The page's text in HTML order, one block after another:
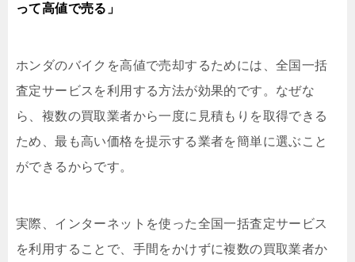
って高値で売る」
ホンダのバイクを高値で売却するためには、全国一括
査定サービスを利用する方法が効果的です。なぜな
ら、複数の買取業者から一度に見積もりを取得できる
ため、最も高い価格を提示する業者を簡単に選ぶこと
ができるからです。
実際、インターネットを使った全国一括査定サービス
を利用することで、手間をかけずに複数の買取業者か